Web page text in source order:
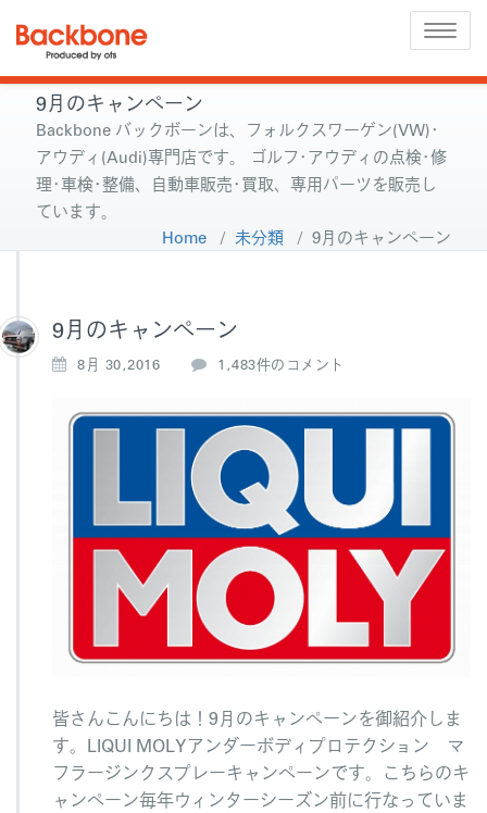
Toggle
9月のキャンペーン
Backbone バックボーンは、フォルクスワーゲン(VW)･
アウディ(Audi)専門店です。 ゴルフ･アウディの点検･修
理･車検･整備、自動車販売･買取、専用パーツを販売し
ています。
Home / 未分類 / 9月のキャンペーン
9月のキャンペーン
8月 30,2016
9
キ
ャ
ン
ペ
ン
へ
の
1,483件のコメント
皆さんこんにちは！9月のキャンペーンを御紹介しま
す。LIQUI MOLYアンダーボディプロテクション マ
フラージンクスプレーキャンペーンです。こちらのキ
ャンペーン毎年ウィンターシーズン前に行なっていま